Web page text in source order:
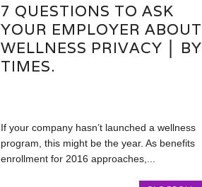
7 QUESTIONS TO ASK
YOUR EMPLOYER ABOUT
WELLNESS PRIVACY │ BY
TIMES.
If your company hasn’t launched a wellness
program, this might be the year. As benefits
enrollment for 2016 approaches,...